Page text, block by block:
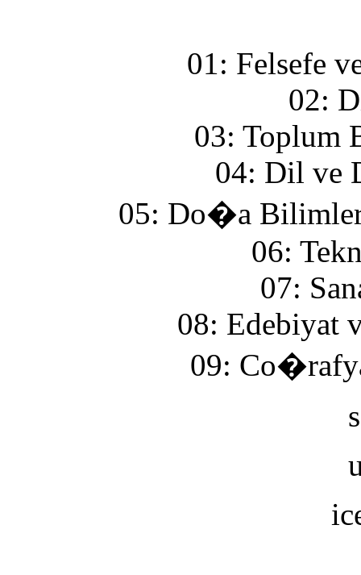
01: Felsefe
02:
03: Toplum
04: Dil ve
05: Do�a
06:
07:
08: Edebiyat
09: